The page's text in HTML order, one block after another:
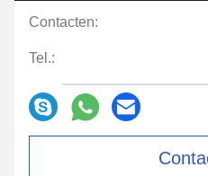
Contacten:
Tel.: